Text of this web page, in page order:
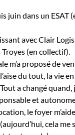
juin dans un
avec Clair
(en collectif).
m’a proposé de
du tout, la vie
a changé quand,
et
le foyer
cela